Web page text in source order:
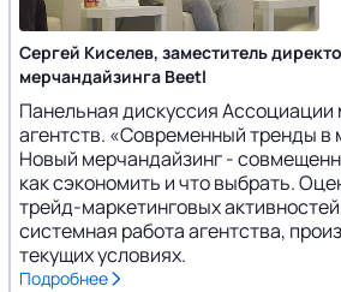
Сергей Киселев, заместитель
мерчандайзинга Beetl
Панельная дискуссия
агентств. «Современный тренды в
Новый мерчандайзинг -
как сэкономить и что выбрать.
трейд-маркетинговых
системная работа агентства,
текущих условиях.
Подробнее